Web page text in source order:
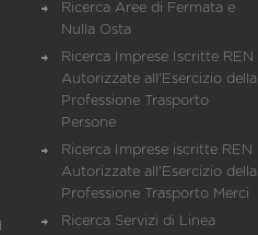
Ricerca Aree di Fermata e
Nulla Osta
Ricerca Imprese Iscritte REN
Autorizzate all'Esercizio della
Professione Trasporto
Persone
Ricerca Imprese iscritte REN
Autorizzate all'Esercizio della
Professione Trasporto Merci
Ricerca Servizi di Linea